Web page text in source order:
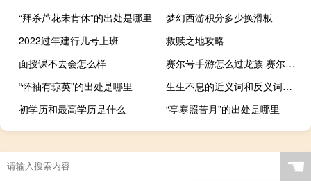
“拜杀芦花未肯休”的出处是哪里
梦幻西游积分多少换滑板
2022过年建行几号上班
救赎之地攻略
面授课不去会怎么样
赛尔号手游怎么过龙族 赛尔号手游克制关系表
“怀袖有琼英”的出处是哪里
生生不息的近义词和反义词（生生不息的近义词）
初学历和最高学历是什么
“亭寒照苦月”的出处是哪里
☚